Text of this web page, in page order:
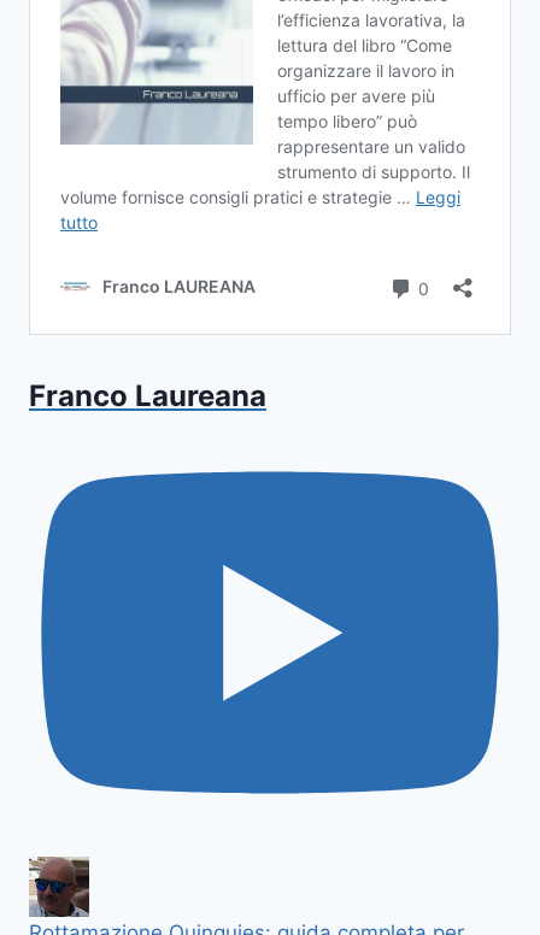
Franco Laureana